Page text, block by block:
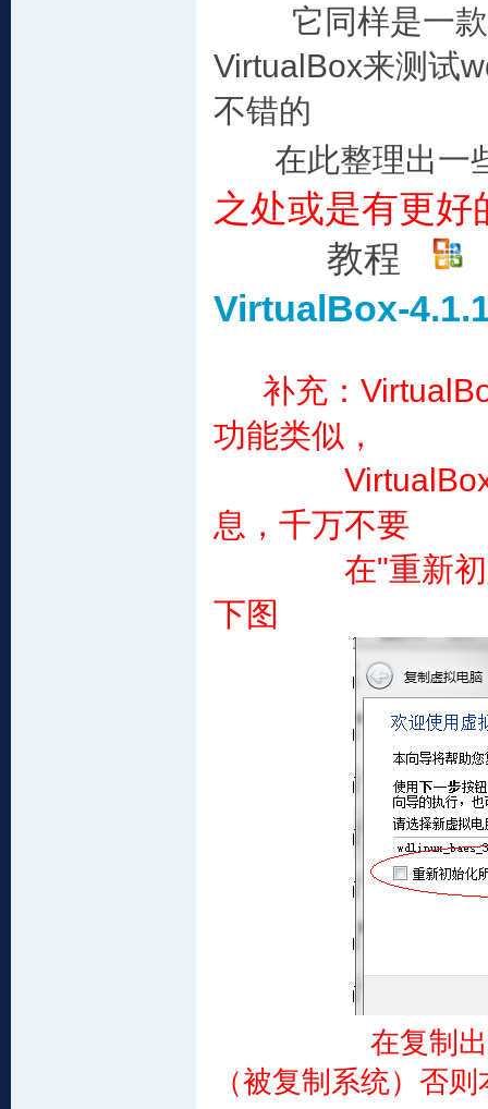
它同样是一款
VirtualBox来测试
不错的
在此整理出一
之处或是有更
教程
VirtualBox-
补充：
功能类似，
VirtualBox虚
息，千万不要
在"重新初始化
下图
在复制出来的
（被复制系统）否